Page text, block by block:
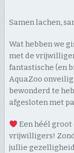
Samen lachen,
​Wat hebben we
met de
fantastische (en
AquaZoo
bewonderd te
afgesloten met
Een héél
vrijwilligers!
jullie